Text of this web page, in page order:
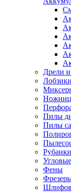
Дрели
Лобзики
Пилы
Пилы
Рубанки
Фены